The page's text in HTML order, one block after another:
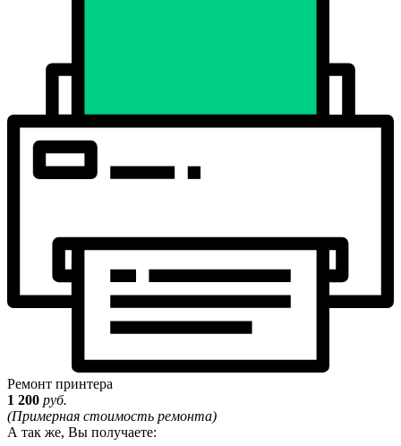
Ремонт принтера
1 200 руб.
(Примерная стоимость ремонта)
А так же, Вы получаете: